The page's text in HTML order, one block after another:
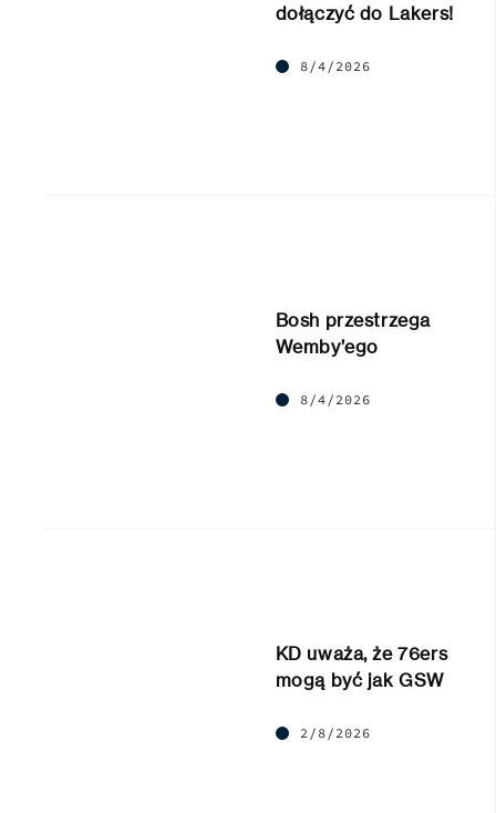
dołączyć do Lakers!
8/4/2026
Bosh przestrzega
Wemby’ego
8/4/2026
KD uważa, że 76ers
mogą być jak GSW
2/8/2026